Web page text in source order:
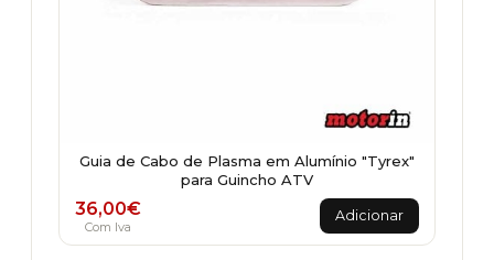
Guia de Cabo de Plasma em Alumínio "Tyrex"
para Guincho ATV
36,00€
Com Iva
Adicionar